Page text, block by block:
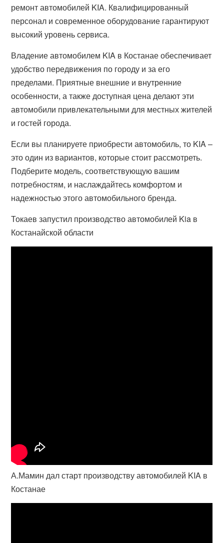
ремонт автомобилей KIA. Квалифицированный
персонал и современное оборудование гарантируют
высокий уровень сервиса.
Владение автомобилем KIA в Костанае обеспечивает
удобство передвижения по городу и за его
пределами. Приятные внешние и внутренние
особенности, а также доступная цена делают эти
автомобили привлекательными для местных жителей
и гостей города.
Если вы планируете приобрести автомобиль, то KIA –
это один из вариантов, которые стоит рассмотреть.
Подберите модель, соответствующую вашим
потребностям, и наслаждайтесь комфортом и
надежностью этого автомобильного бренда.
Токаев запустил производство автомобилей Kia в
Костанайской области
А.Мамин дал старт производству автомобилей KIA в
Костанае